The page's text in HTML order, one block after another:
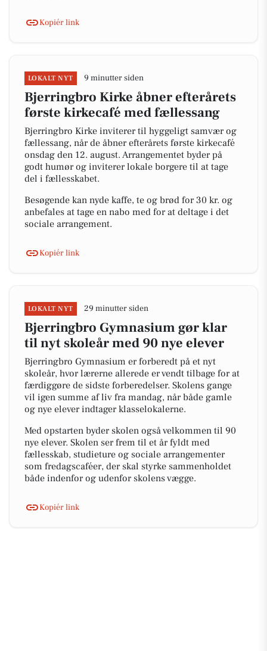
Kopiér link
LOKALT NYT 9 minutter siden
Bjerringbro Kirke åbner efterårets
første kirkecafé med fællessang
Bjerringbro Kirke inviterer til hyggeligt samvær og
fællessang, når de åbner efterårets første kirkecafé
onsdag den 12. august. Arrangementet byder på
godt humør og inviterer lokale borgere til at tage
del i fællesskabet.
Besøgende kan nyde kaffe, te og brød for 30 kr. og
anbefales at tage en nabo med for at deltage i det
sociale arrangement.
Kopiér link
LOKALT NYT 29 minutter siden
Bjerringbro Gymnasium gør klar
til nyt skoleår med 90 nye elever
Bjerringbro Gymnasium er forberedt på et nyt
skoleår, hvor lærerne allerede er vendt tilbage for at
færdiggøre de sidste forberedelser. Skolens gange
vil igen summe af liv fra mandag, når både gamle
og nye elever indtager klasselokalerne.
Med opstarten byder skolen også velkommen til 90
nye elever. Skolen ser frem til et år fyldt med
fællesskab, studieture og sociale arrangementer
som fredagscaféer, der skal styrke sammenholdet
både indenfor og udenfor skolens vægge.
Kopiér link